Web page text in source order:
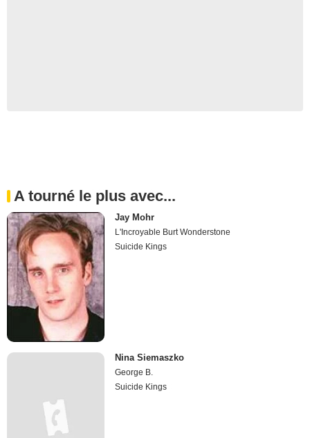
A tourné le plus avec...
Jay Mohr
L'Incroyable Burt Wonderstone
Suicide Kings
Nina Siemaszko
George B.
Suicide Kings